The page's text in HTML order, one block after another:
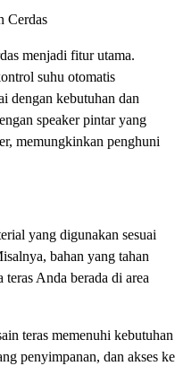
Cerdas
menjadi fitur utama.
suhu otomatis
dengan kebutuhan dan
speaker pintar yang
memungkinkan penghuni
yang digunakan sesuai
bahan yang tahan
Anda berada di area
teras memenuhi kebutuhan
penyimpanan, dan akses ke